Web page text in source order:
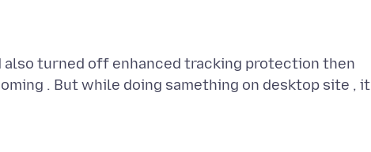
also turned off enhanced tracking protection then
. But while doing samething on desktop site , it